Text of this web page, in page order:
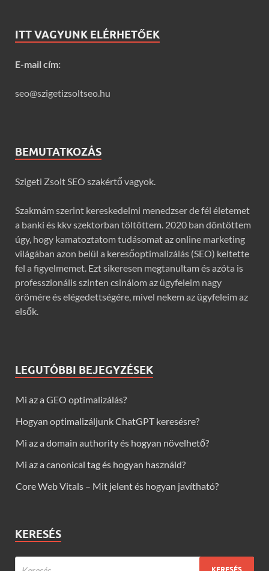
ITT VAGYUNK ELÉRHETŐEK
E-mail cím:
seo@szigetizsoltseo.hu
BEMUTATKOZÁS
Szigeti Zsolt SEO szakértő vagyok.
Szakmám szerint kereskedelmi menedzser de fél életemet
a banki és kkv szektorban töltöttem. 2020 ban döntöttem
úgy, hogy kamatoztatom tudásomat az online marketing
világában azon belül a keresőoptimalizálás (SEO) keltette
fel a figyelmemet. Ezt sikeresen megtanultam és azóta is
professzionális szinten csinálom az ügyfeleim nagy
örömére és elégedettségére, mivel nekem az ügyfeleim az
elsők.
LEGUTÓBBI BEJEGYZÉSEK
Mi az a GEO optimalizálás?
Hogyan optimalizáljunk ChatGPT keresésre?
Mi az a domain authority és hogyan növelhető?
Mi az a canonical tag és hogyan használd?
Core Web Vitals – Mit jelent és hogyan javítható?
KERESÉS